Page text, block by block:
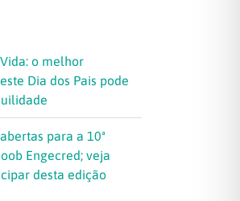
o melhor
Dia dos Pais pode
para a 10ª
Engecred; veja
desta edição